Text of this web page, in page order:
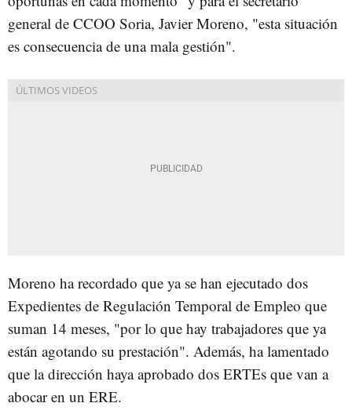
general de CCOO Soria, Javier Moreno, "esta situación
es consecuencia de una mala gestión".
Moreno ha recordado que ya se han ejecutado dos
Expedientes de Regulación Temporal de Empleo que
suman 14 meses, "por lo que hay trabajadores que ya
están agotando su prestación". Además, ha lamentado
que la dirección haya aprobado dos ERTEs que van a
abocar en un ERE.